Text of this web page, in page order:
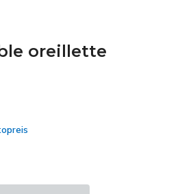
oreillette